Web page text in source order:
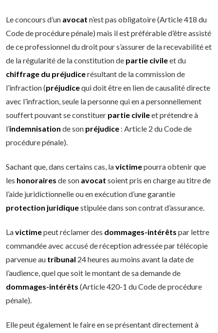
Le concours d’un avocat n’est pas obligatoire (Article 418 du
Code de procédure pénale) mais il est préférable d’être assisté
de ce professionnel du droit pour s’assurer de la recevabilité et
de la régularité de la constitution de partie civileet du
chiffrage du préjudicerésultant de la commission de
l’infraction (préjudicequi doit être en lien de causalité directe
avec l’infraction, seule la personne qui en a personnellement
souffert pouvant se constituer partie civileet prétendre à
l’indemnisation de son préjudice : Article 2 du Code de
procédure pénale).
Sachant que, dans certains cas, lavictimepourra obtenir que
les honoraires de son avocat soient pris en charge au titre de
l’aide juridictionnelle ou en exécution d’une garantie
protection juridiquestipulée dans son contrat d’assurance.
Lavictimepeut réclamer des dommages-intérêts par lettre
commandée avec accusé de réception adressée par télécopie
parvenue au tribunal 24 heures au moins avant la date de
l’audience, quel que soit le montant de sa demande de
dommages-intérêts (Article 420-1 du Code de procédure
pénale).
Elle peut également le faire en se présentant directement à